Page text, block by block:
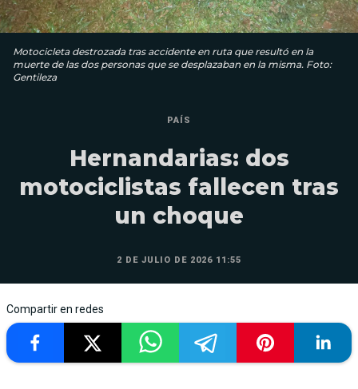
Motocicleta destrozada tras accidente en ruta que resultó en la
muerte de las dos personas que se desplazaban en la misma. Foto:
Gentileza
PAÍS
Hernandarias: dos
motociclistas fallecen tras
un choque
2 DE JULIO DE 2026 11:55
Compartir en redes